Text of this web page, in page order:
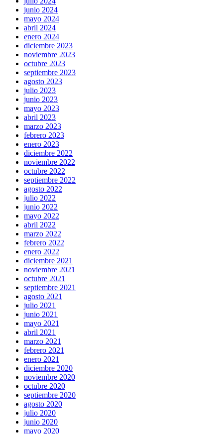
junio 2024
mayo 2024
abril 2024
enero 2024
diciembre 2023
noviembre 2023
octubre 2023
septiembre 2023
agosto 2023
julio 2023
junio 2023
mayo 2023
abril 2023
marzo 2023
febrero 2023
enero 2023
diciembre 2022
noviembre 2022
octubre 2022
septiembre 2022
agosto 2022
julio 2022
junio 2022
mayo 2022
abril 2022
marzo 2022
febrero 2022
enero 2022
diciembre 2021
noviembre 2021
octubre 2021
septiembre 2021
agosto 2021
julio 2021
junio 2021
mayo 2021
abril 2021
marzo 2021
febrero 2021
enero 2021
diciembre 2020
noviembre 2020
octubre 2020
septiembre 2020
agosto 2020
julio 2020
junio 2020
mayo 2020